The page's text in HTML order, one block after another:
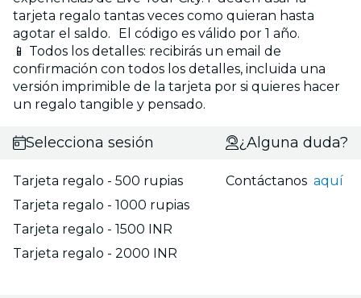
tarjeta regalo tantas veces como quieran hasta
agotar el saldo. El código es válido por 1 año.
📱 Todos los detalles: recibirás un email de
confirmación con todos los detalles, incluida una
versión imprimible de la tarjeta por si quieres hacer
un regalo tangible y pensado.
Selecciona sesión
Tarjeta regalo - 500 rupias
Tarjeta regalo - 1000 rupias
Tarjeta regalo - 1500 INR
Tarjeta regalo - 2000 INR
¿Alguna duda?
Contáctanosaquí